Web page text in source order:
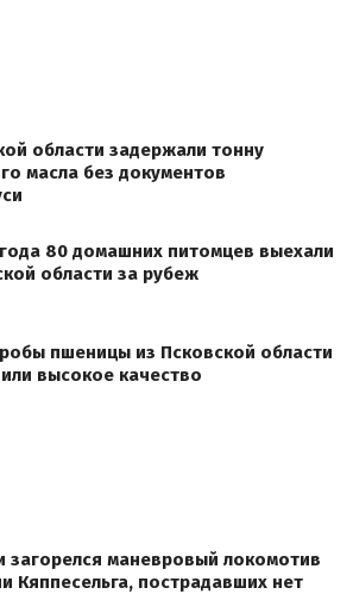
области задержали тонну
масла без документов
80 домашних питомцев выехали
области за рубеж
пшеницы из Псковской области
высокое качество
загорелся маневровый локомотив
Кяппесельга, пострадавших нет